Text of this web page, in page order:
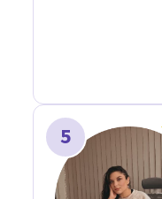
5